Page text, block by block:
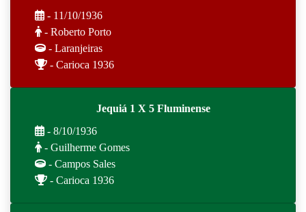
- 11/10/1936
- Roberto Porto
- Laranjeiras
- Carioca 1936
Jequiá 1 X 5 Fluminense
- 8/10/1936
- Guilherme Gomes
- Campos Sales
- Carioca 1936